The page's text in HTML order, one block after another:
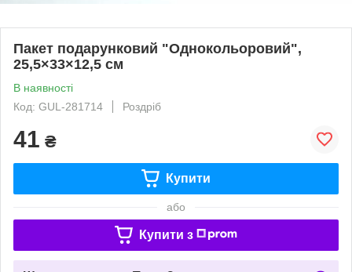
Пакет подарунковий "Однокольоровий",
25,5×33×12,5 см
В наявності
Код: GUL-281714
Роздріб
41 ₴
Купити
або
Купити з